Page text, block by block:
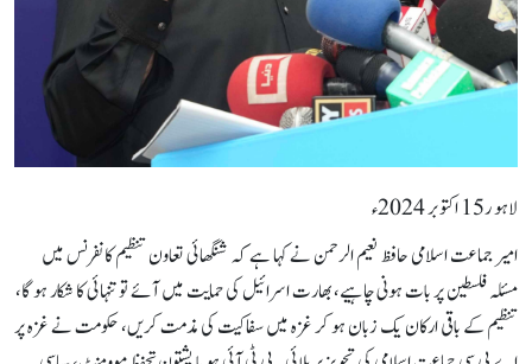
لاہو ر15 اکتوبر 2024ء
امیر جماعت اسلامی حافظ نعیم الرحمن نے کہا ہے کہ شنگھائی تعاون تنظیم کانفرنس میں
مسئلہ فلسطین پر بات ہونی چاہیے، بھارت اسرائیل کی حمایت میں آئے تو تنہائی کا شکار ہو گا،
تنظیم کے باقی ارکان یک زبان ہو کر غزہ میں سفاکیت کی مذمت کریں، حکومت نے غزہ پر